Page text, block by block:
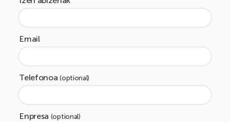
Email
Telefonoa(optional)
Enpresa (optional)